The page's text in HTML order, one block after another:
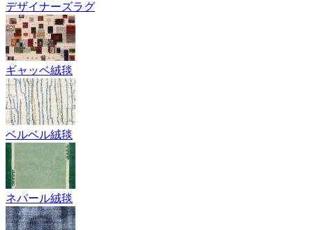
デザイナーズラグ
ギャッベ絨毯
ベルベル絨毯
ネパール絨毯